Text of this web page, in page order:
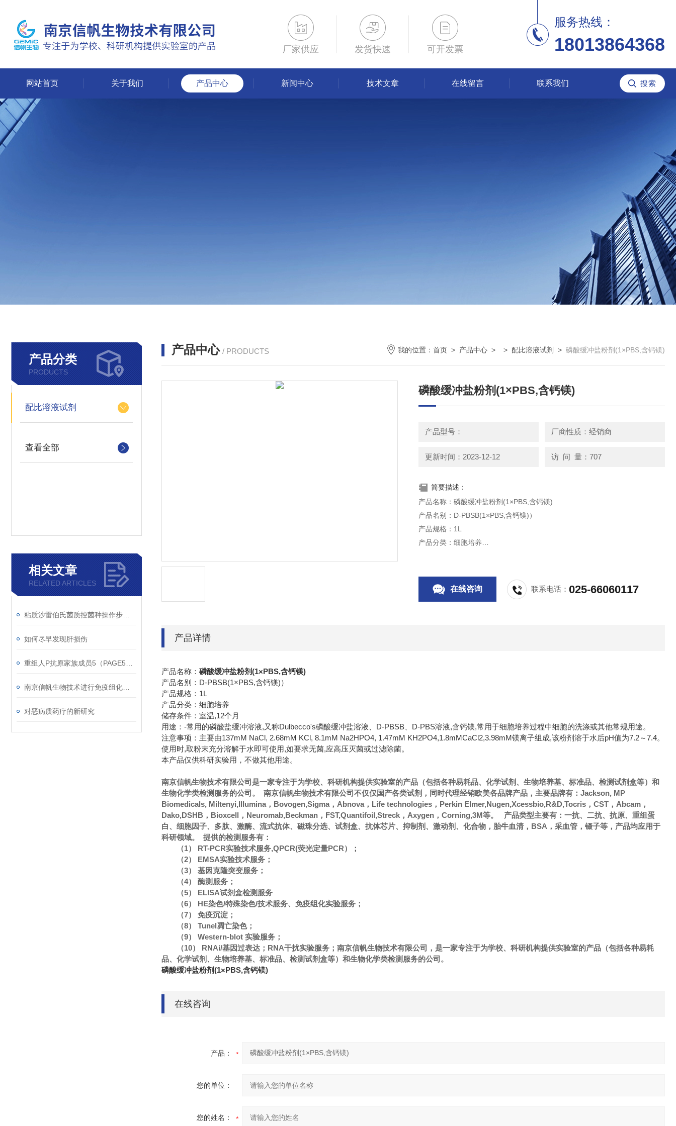
厂家供应 发货快速 可开发票
服务热线：
18013864368
网站首页 关于我们 产品中心 新闻中心 技术文章 在线留言 联系我们
产品分类
PRODUCTS
配比溶液试剂
查看全部
相关文章
RELATED ARTICLES
如何尽早发现肝损伤
对恶病质药疗的新研究
产品中心 / PRODUCTS 我的位置： 首页 > 产品中心 > > 配比溶液试剂 > 磷酸缓冲盐粉剂(1×PBS,含钙镁)
磷酸缓冲盐粉剂(1×PBS,含钙镁)
产品型号： 厂商性质：经销商
更新时间：2023-12-12 访 问 量：707
简要描述：
产品名称：磷酸缓冲盐粉剂(1×PBS,含钙镁)
产品名别：D-PBSB(1×PBS,含钙镁)）
产品规格：1L
产品分类：细胞培养
BS溶液,含钙镁,常用于细胞培养过程中细胞的洗涤或其他常规用途。
本产品仅供科研实验用，不做其他用途。
在线咨询 联系电话：025-66060117
产品详情
产品名称： 磷酸缓冲盐粉剂(1×PBS,含钙镁)
产品名别：D-PBSB(1×PBS,含钙镁)）
产品规格：1L
产品分类：细胞培养
储存条件：室温,12个月
用途：-常用的磷酸盐缓冲溶液,又称Dulbecco's磷酸缓冲盐溶液、D-PBSB、D-PBS溶液,含钙镁,常用于细胞培养过程中细胞的洗涤或其他常规用途。
注意事项：主要由137mM NaCl, 2.68mM KCl, 8.1mM Na2HPO4, 1.47mM KH2PO4,1.8mMCaCl2,3.98mM镁离子组成,该粉剂溶于水后pH值为7.2～7.4。
使用时,取粉末充分溶解于水即可使用,如要求无菌,应高压灭菌或过滤除菌。
本产品仅供科研实验用，不做其他用途。
南京信帆生物技术有限公司是一家专注于为学校、科研机构提供实验室的产品（包括各种易耗品、化学试剂、生物培养基、标准品、检测试剂盒等）和
生物化学类检测服务的公司。 南京信帆生物技术有限公司不仅仅国产各类试剂，同时代理经销欧美各品牌产品，主要品牌有：Jackson, MP
Biomedicals, Miltenyi,Illumina，Bovogen,Sigma，Abnova，Life technologies，Perkin Elmer,Nugen,Xcessbio,R&D,Tocris，CST，Abcam，
Dako,DSHB，Bioxcell，Neuromab,Beckman，FST,Quantifoil,Streck，Axygen，Corning,3M等。 产品类型主要有：一抗、二抗、抗原、重组蛋
白、细胞因子、多肽、激酶、流式抗体、磁珠分选、试剂盒、抗体芯片、抑制剂、激动剂、化合物，胎牛血清，BSA，采血管，镊子等，产品均应用于
科研领域。 提供的检测服务有：
（1） RT-PCR实验技术服务,QPCR(荧光定量PCR）；
（2） EMSA实验技术服务；
（3） 基因克隆突变服务；
（4） 酶测服务；
（5） ELISA试剂盒检测服务
（6） HE染色/特殊染色/技术服务、免疫组化实验服务；
（7） 免疫沉淀；
（8） Tunel凋亡染色；
（9） Western-blot 实验服务；
（10） RNAi/基因过表达；RNA干扰实验服务；南京信帆生物技术有限公司，是一家专注于为学校、科研机构提供实验室的产品（包括各种易耗
品、化学试剂、生物培养基、标准品、检测试剂盒等）和生物化学类检测服务的公司。
磷酸缓冲盐粉剂(1×PBS,含钙镁)
在线咨询
产品：
您的单位：
您的姓名：